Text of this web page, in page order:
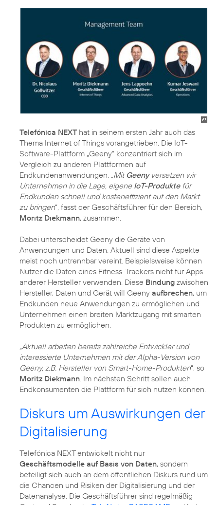
Telefónica NEXT hat in seinem ersten Jahr auch das
Thema Internet of Things vorangetrieben. Die IoT-
Software-Plattform „Geeny“ konzentriert sich im
Vergleich zu anderen Plattformen auf
Endkundenanwendungen. „Mit Geenyversetzen wir
Unternehmen in die Lage, eigene IoT-Produktefür
Endkunden schnell und kosteneffizient auf den Markt
zu bringen“, fasst der Geschäftsführer für den Bereich,
Moritz Diekmann, zusammen.
Dabei unterscheidet Geeny die Geräte von
Anwendungen und Daten. Aktuell sind diese Aspekte
meist noch untrennbar vereint. Beispielsweise können
Nutzer die Daten eines Fitness-Trackers nicht für Apps
anderer Hersteller verwenden. Diese Bindung zwischen
Hersteller, Daten und Gerät will Geeny aufbrechen, um
Endkunden neue Anwendungen zu ermöglichen und
Unternehmen einen breiten Marktzugang mit smarten
Produkten zu ermöglichen.
„Aktuell arbeiten bereits zahlreiche Entwickler und
interessierte Unternehmen mit der Alpha-Version von
Geeny, z.B. Hersteller von Smart-Home-Produkten“, so
Moritz Diekmann. Im nächsten Schritt sollen auch
Endkonsumenten die Plattform für sich nutzen können.
Diskurs um Auswirkungen der
Digitalisierung
Telefónica NEXT entwickelt nicht nur
Geschäftsmodelle auf Basis von Daten, sondern
beteiligt sich auch an dem öffentlichen Diskurs rund um
die Chancen und Risiken der Digitalisierung und der
Datenanalyse. Die Geschäftsführer sind regelmäßig